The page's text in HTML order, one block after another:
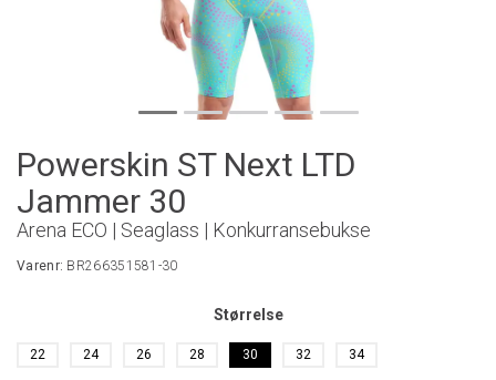
Powerskin ST Next LTD
Jammer 30
Arena ECO | Seaglass | Konkurransebukse
Varenr: BR266351581-30
Størrelse
22 24 26 28 30 32 34